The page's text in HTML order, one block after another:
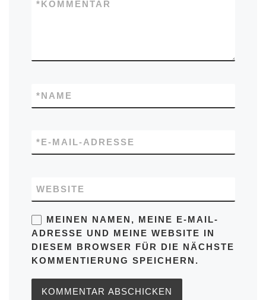
KOMMENTAR
*
NAME
*
E-MAIL-ADRESSE
*
WEBSITE
MEINEN NAMEN, MEINE E-MAIL-
ADRESSE UND MEINE WEBSITE IN
DIESEM BROWSER FÜR DIE NÄCHSTE
KOMMENTIERUNG SPEICHERN.